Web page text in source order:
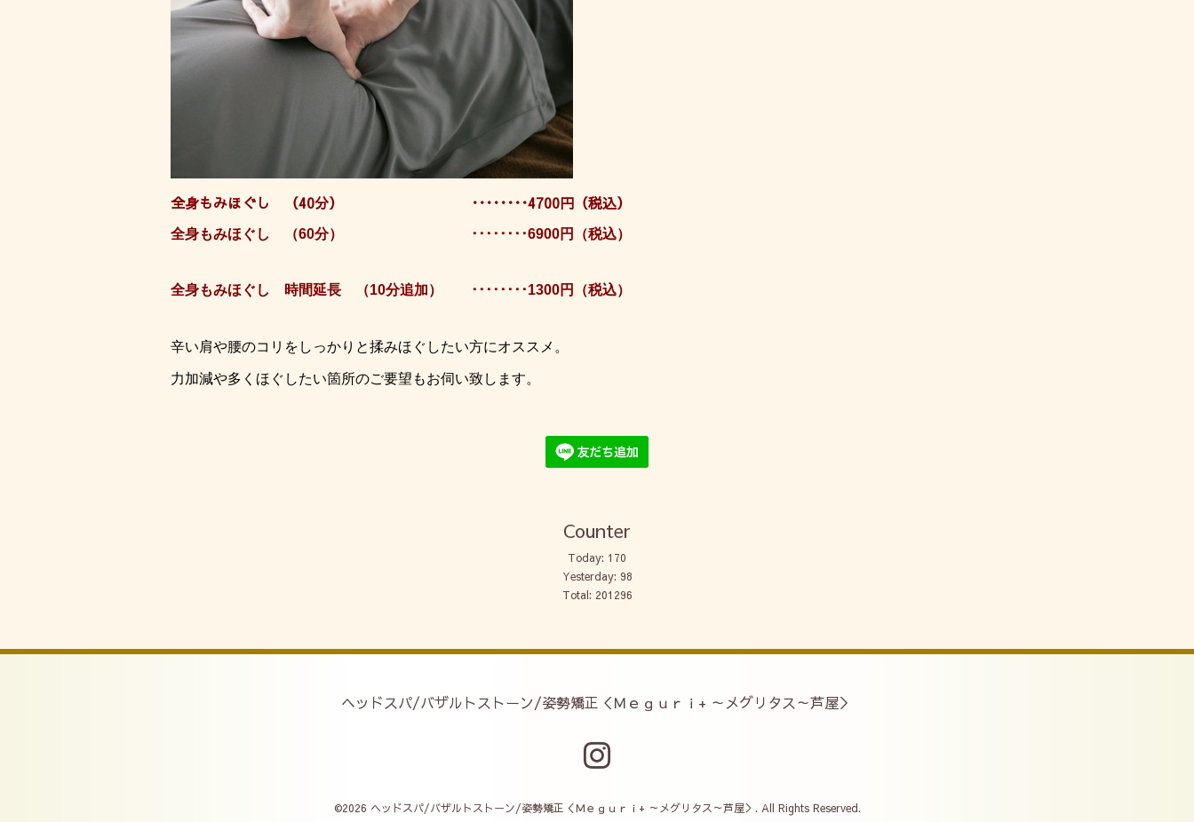
全身もみほぐし （40分） ････････4700円（税込）
全身もみほぐし （60分） ････････6900円（税込）
全身もみほぐし 時間延長 （10分追加） ････････1300円（税込）
辛い肩や腰のコリをしっかりと揉みほぐしたい方にオススメ。
力加減や多くほぐしたい箇所のご要望もお伺い致します。
Counter
Today: 170
Yesterday: 98
Total: 201296
ヘッドスパ/バザルトストーン/姿勢矯正＜Ｍｅｇｕｒｉ+ ～メグリタス～芦屋＞
©2026 ヘッドスパ/バザルトストーン/姿勢矯正＜Ｍｅｇｕｒｉ+ ～メグリタス～芦屋＞ . All Rights Reserved.